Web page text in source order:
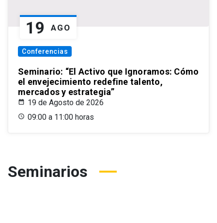
19 AGO
Conferencias
Seminario: “El Activo que Ignoramos: Cómo
el envejecimiento redefine talento,
mercados y estrategia”
19 de Agosto de 2026
09:00 a 11:00 horas
Seminarios